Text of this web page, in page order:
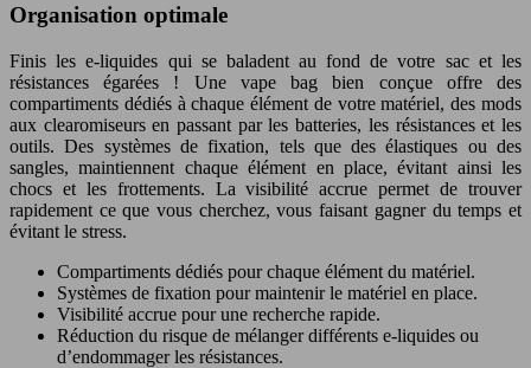
Organisation optimale
Finis les e-liquides qui se baladent au fond de votre sac et les
résistances égarées ! Une vape bag bien conçue offre des
compartiments dédiés à chaque élément de votre matériel, des mods
aux clearomiseurs en passant par les batteries, les résistances et les
outils. Des systèmes de fixation, tels que des élastiques ou des
sangles, maintiennent chaque élément en place, évitant ainsi les
chocs et les frottements. La visibilité accrue permet de trouver
rapidement ce que vous cherchez, vous faisant gagner du temps et
évitant le stress.
Compartiments dédiés pour chaque élément du matériel.
Systèmes de fixation pour maintenir le matériel en place.
Visibilité accrue pour une recherche rapide.
Réduction du risque de mélanger différents e-liquides ou
d’endommager les résistances.